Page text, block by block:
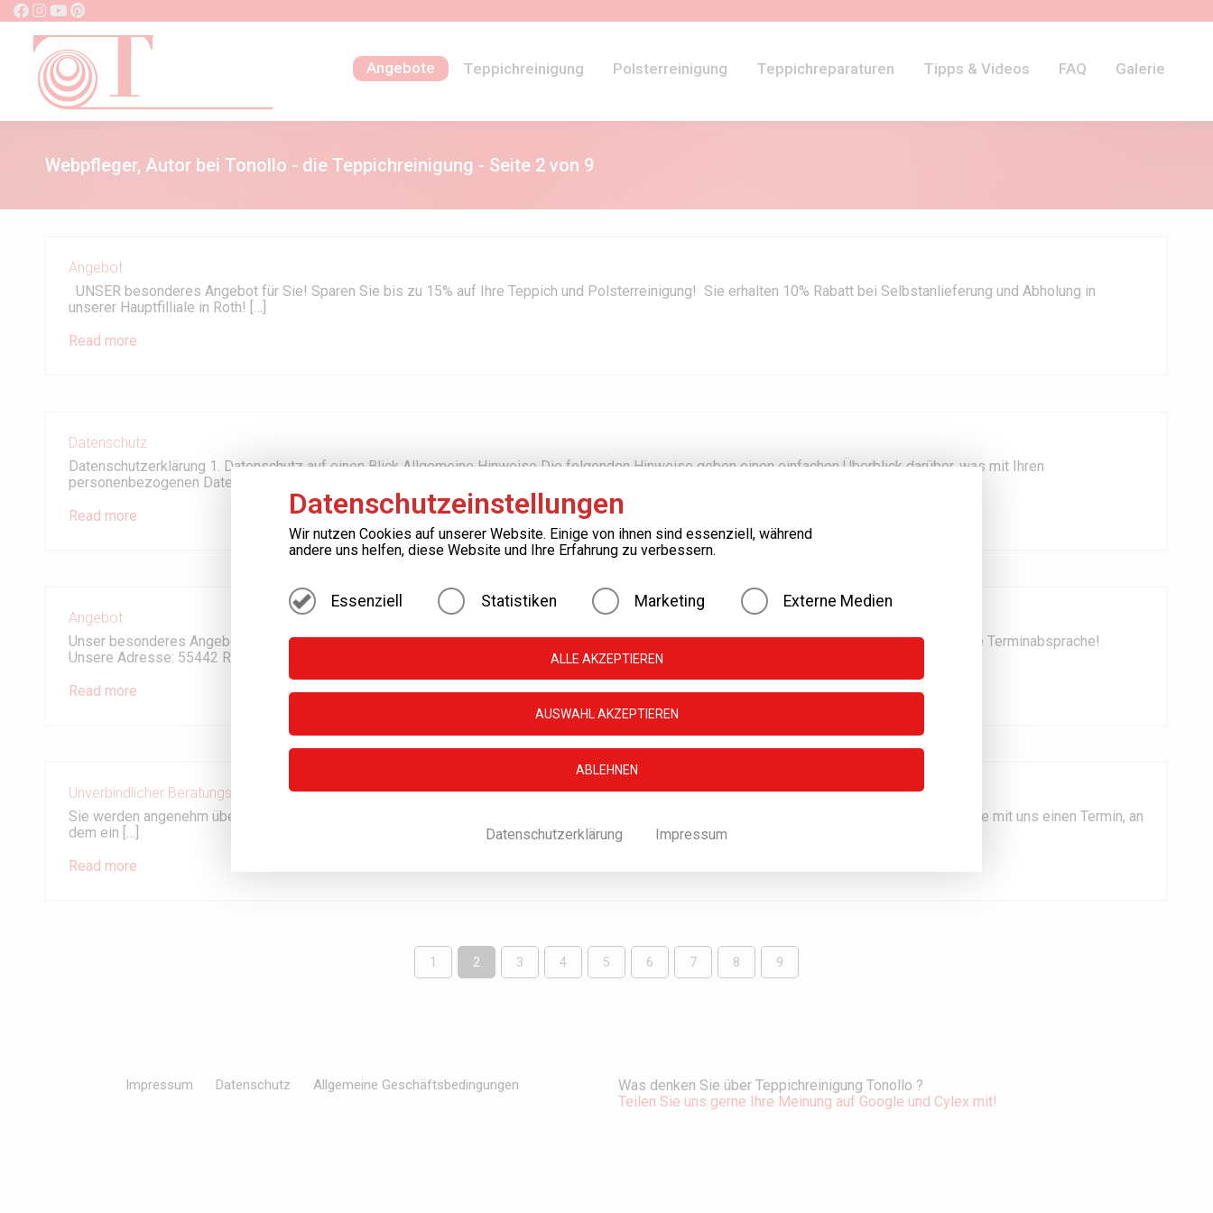
Angebote Teppichreinigung Polsterreinigung Teppichreparaturen Tipps & Videos FAQ Galerie
Webpfleger, Autor bei Tonollo - die Teppichreinigung - Seite 2 von 9
Angebot
UNSER besonderes Angebot für Sie! Sparen Sie bis zu 15% auf Ihre Teppich und Polsterreinigung! Sie erhalten 10% Rabatt bei Selbstanlieferung und Abholung in
unserer Hauptfilliale in Roth! […]
Read more
Datenschutz
Datenschutzerklärung 1. Datenschutz auf einen Blick Allgemeine Hinweise Die folgenden Hinweise geben einen einfachen Überblick darüber, was mit Ihren
personenbezogenen Daten passiert, wenn Sie unsere Website […]
Read more
Angebot
Unser besonderes Angebot für Sie! Erhalten Sie bis zu 15% Rabatt auf Ihre Teppich- oder Polstermöbelreinigung! Wir bitten um eine telefonische Terminabsprache!
Unsere Adresse: 55442 Roth, […]
Read more
Unverbindlicher Beratungsservice
Sie werden angenehm überrascht sein. Vor der Reinigung steht bei uns die individuelle, unverbindliche und fachgerechte Beratung. Vereinbaren Sie mit uns einen Termin, an
dem ein […]
Read more
1 2 3 4 5 6 7 8 9
Impressum Datenschutz Allgemeine Geschäftsbedingungen
Was denken Sie über Teppichreinigung Tonollo ?
Teilen Sie uns gerne Ihre Meinung auf Google und Cylex mit!
Datenschutzeinstellungen
Wir nutzen Cookies auf unserer Website. Einige von ihnen sind essenziell, während
andere uns helfen, diese Website und Ihre Erfahrung zu verbessern.
Essenziell Statistiken Marketing Externe Medien
ALLE AKZEPTIEREN
AUSWAHL AKZEPTIEREN
ABLEHNEN
Datenschutzerklärung Impressum